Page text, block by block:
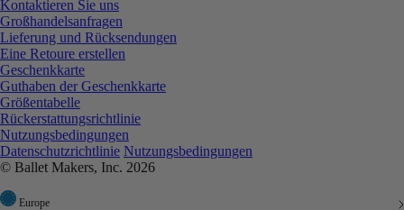
Kontaktieren Sie uns
Großhandelsanfragen
Lieferung und Rücksendungen
Eine Retoure erstellen
Geschenkkarte
Guthaben der Geschenkkarte
Größentabelle
Rückerstattungsrichtlinie
Nutzungsbedingungen
Datenschutzrichtlinie Nutzungsbedingungen
© Ballet Makers, Inc. 2026
Europe